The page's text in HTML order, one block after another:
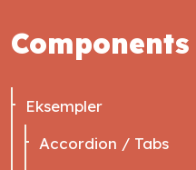
Components
Eksempler
Accordion / Tabs